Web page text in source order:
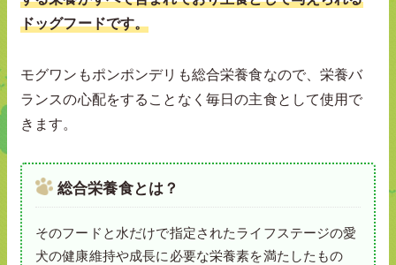
ドッグフードです。
モグワンもポンポンデリも総合栄養食なので、栄養バ
ランスの心配をすることなく毎日の主食として使用で
きます。
総合栄養食とは？
そのフードと水だけで指定されたライフステージの愛
犬の健康維持や成長に必要な栄養素を満たしたもの